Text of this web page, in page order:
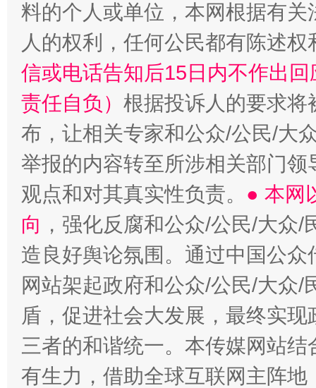
料的个人或单位，本网根据有
人的权利，任何公民都有陈述
信或电话告知后15日内不作出
责任自负） 根据投诉人的要求将
布，让相关专家和公众/公民/大
举报的内容转至所涉相关部门
观点和对其真实性负责。 ● 本网
向 ，强化反腐和公众/公民/大众
造良好舆论氛围。通过中国公
网站架起政府和公众/公民/大众
盾，促进社会大发展，最终实
三者的和谐统一。本传媒网站
有生力，借助全球互联网主阵